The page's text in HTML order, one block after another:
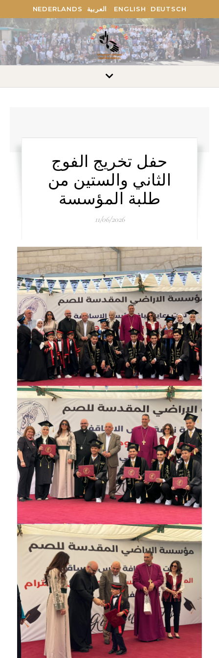
DEUTSCH
ENGLISH العربية NEDERLANDS
حفل تخريج الفوج
الثاني والستين من
طلبة المؤسسة
11/06/2026